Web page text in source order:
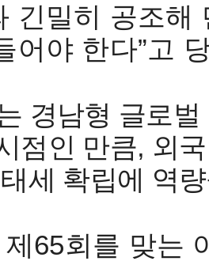
긴밀히 공조해
어야 한다”고
경남형 글로
점인 만큼, 외
세 확립에 역
65회를 맞는